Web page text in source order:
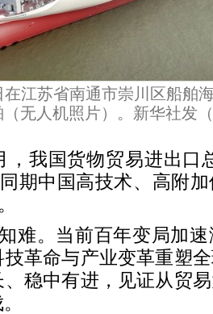
在江苏省南通市崇川区船舶
（无人机照片）。新华社发
，我国货物贸易进出口
期中国高技术、高附
难。当前百年变局加
革命与产业变革重塑
稳中有进，见证从贸